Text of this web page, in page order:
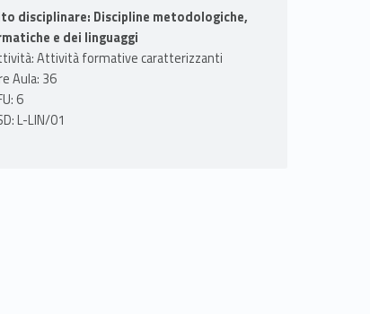
disciplinare: Discipline metodologiche,
e dei linguaggi
Attività formative caratterizzanti
Aula: 36
6
L-LIN/01